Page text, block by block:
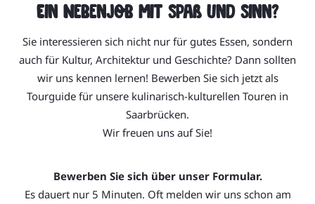
Ein Nebenjob mit Spaß und Sinn?
Sie interessieren sich nicht nur für gutes Essen, sondern
auch für Kultur, Architektur und Geschichte? Dann sollten
wir uns kennen lernen! Bewerben Sie sich jetzt als
Tourguide für unsere kulinarisch-kulturellen Touren in
Saarbrücken.
Wir freuen uns auf Sie!
Bewerben Sie sich über unser Formular.
Es dauert nur 5 Minuten. Oft melden wir uns schon am